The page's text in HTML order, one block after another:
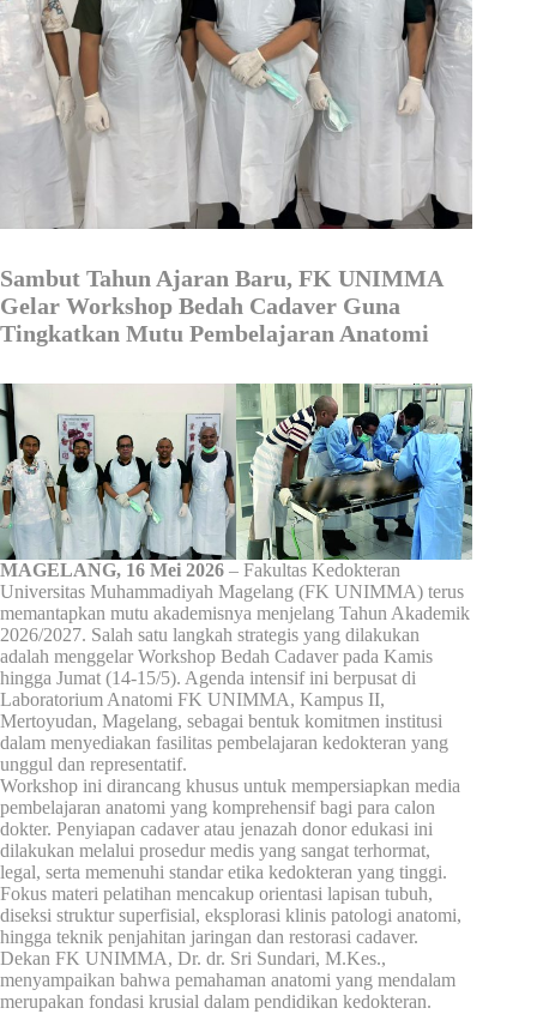
Sambut Tahun Ajaran Baru, FK UNIMMA
Gelar Workshop Bedah Cadaver Guna
Tingkatkan Mutu Pembelajaran Anatomi
MAGELANG, 16 Mei 2026 – Fakultas Kedokteran
Universitas Muhammadiyah Magelang (FK UNIMMA) terus
memantapkan mutu akademisnya menjelang Tahun Akademik
2026/2027. Salah satu langkah strategis yang dilakukan
adalah menggelar Workshop Bedah Cadaver pada Kamis
hingga Jumat (14-15/5). Agenda intensif ini berpusat di
Laboratorium Anatomi FK UNIMMA, Kampus II,
Mertoyudan, Magelang, sebagai bentuk komitmen institusi
dalam menyediakan fasilitas pembelajaran kedokteran yang
unggul dan representatif.
Workshop ini dirancang khusus untuk mempersiapkan media
pembelajaran anatomi yang komprehensif bagi para calon
dokter. Penyiapan cadaver atau jenazah donor edukasi ini
dilakukan melalui prosedur medis yang sangat terhormat,
legal, serta memenuhi standar etika kedokteran yang tinggi.
Fokus materi pelatihan mencakup orientasi lapisan tubuh,
diseksi struktur superfisial, eksplorasi klinis patologi anatomi,
hingga teknik penjahitan jaringan dan restorasi cadaver.
Dekan FK UNIMMA, Dr. dr. Sri Sundari, M.Kes.,
menyampaikan bahwa pemahaman anatomi yang mendalam
merupakan fondasi krusial dalam pendidikan kedokteran.